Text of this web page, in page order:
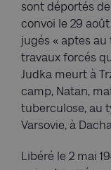
sont déportés
convoi le 29 août
jugés « aptes
travaux forcés
Judka meurt à
camp, Natan,
tuberculose, au
Varsovie, à
Libéré le 2 mai